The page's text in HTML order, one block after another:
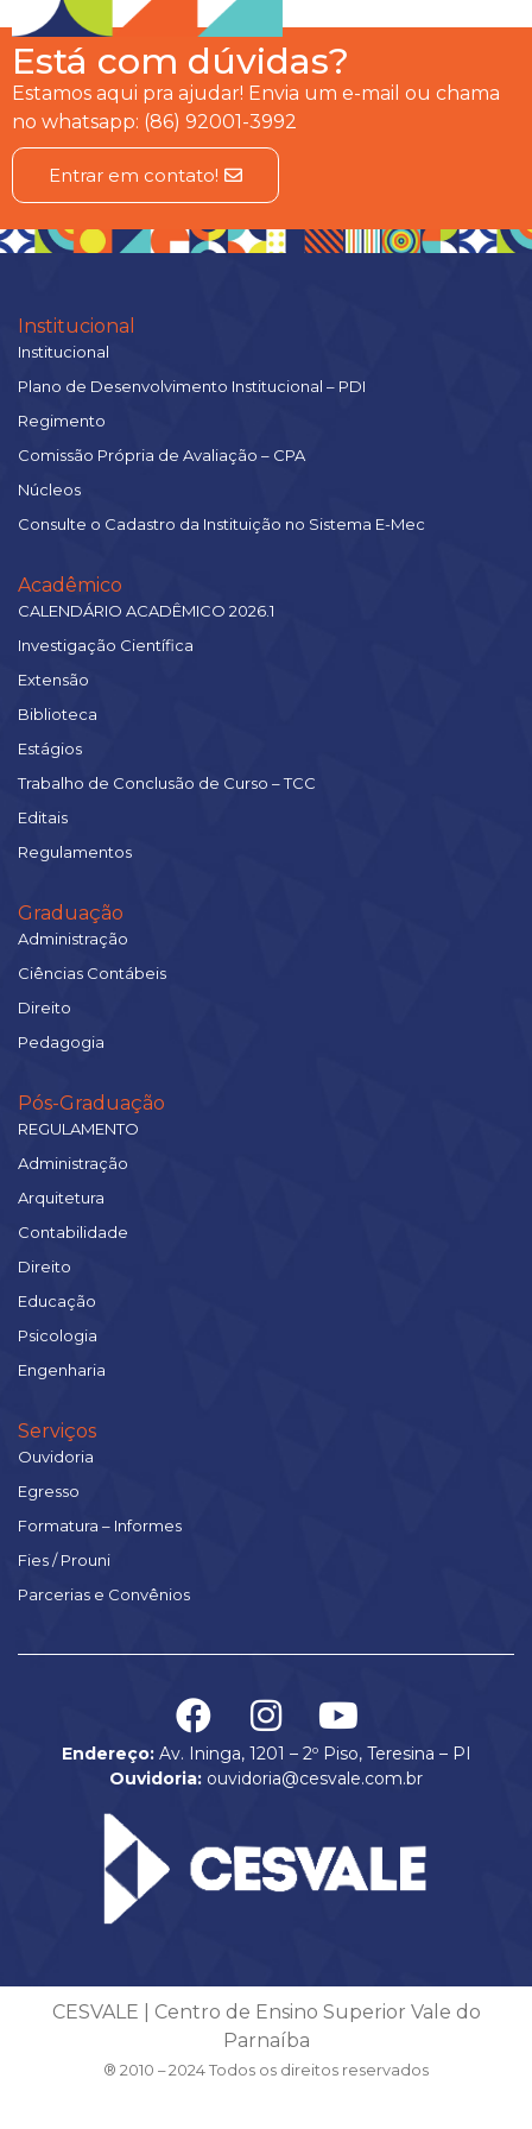
Está com dúvidas?
Estamos aqui pra ajudar! Envia um e-mail ou chama
no whatsapp: (86) 92001-3992
Entrar em contato!
Institucional
Institucional
Plano de Desenvolvimento Institucional – PDI
Regimento
Comissão Própria de Avaliação – CPA
Núcleos
Consulte o Cadastro da Instituição no Sistema E-Mec
Acadêmico
CALENDÁRIO ACADÊMICO 2026.1
Investigação Científica
Extensão
Biblioteca
Estágios
Trabalho de Conclusão de Curso – TCC
Editais
Regulamentos
Graduação
Administração
Ciências Contábeis
Direito
Pedagogia
Pós-Graduação
REGULAMENTO
Administração
Arquitetura
Contabilidade
Direito
Educação
Psicologia
Engenharia
Serviços
Ouvidoria
Egresso
Formatura – Informes
Fies / Prouni
Parcerias e Convênios
Endereço:Av. Ininga, 1201 – 2º Piso, Teresina – PI
Ouvidoria: ouvidoria@cesvale.com.br
CESVALE | Centro de Ensino Superior Vale do
Parnaíba
® 2010 – 2024 Todos os direitos reservados